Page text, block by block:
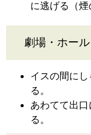
に逃げる（煙
劇場・ホール
イスの間に
る。
あわてて出
る。